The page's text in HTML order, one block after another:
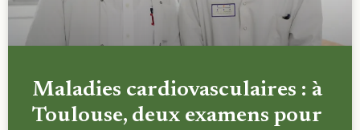
Maladies cardiovasculaires : à
Toulouse, deux examens pour